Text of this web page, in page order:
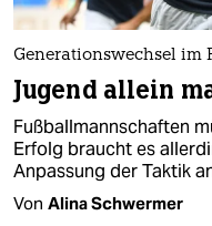
nord
wahrheit
verlag
verlag
Generationswechsel im
Jugend allein
Fußballmannschaften
Erfolg braucht es
Anpassung der Taktik
Von Alina Schwermer